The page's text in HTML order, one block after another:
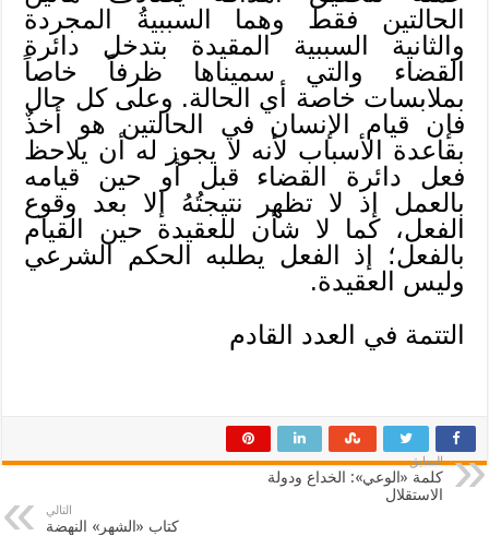
الحالتين فقط وهما السببيةُ المجردة
والثانية السببية المقيدة بتدخل دائرة
القضاء والتي سميناها ظرفاً خاصاً
بملابسات خاصة أي الحالة. وعلى كل حال
فإن قيام الإنسان في الحالتين هو أخذٌ
بقاعدة الأسباب لأنه لا يجوز له أن يلاحظ
فعل دائرة القضاء قبل أو حين قيامه
بالعمل إذ لا تظهر نتيجتُهُ إلا بعد وقوع
الفعل، كما لا شأن للعقيدة حين القيام
بالفعل؛ إذ الفعل يطلبه الحكم الشرعي
وليس العقيدة.
التتمة في العدد القادم
السابق
كلمة «الوعي»: الخداع ودولة
الاستقلال
التالي
كتاب «الشهر» النهضة